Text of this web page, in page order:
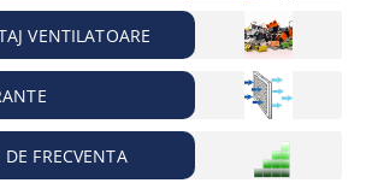
VENTILATOARE
FRECVENTA